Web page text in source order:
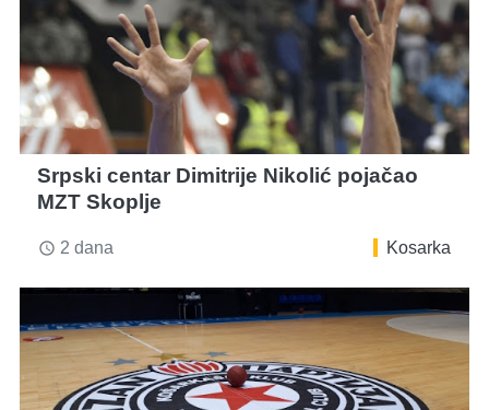
Srpski centar Dimitrije Nikolić pojačao
MZT Skoplje
access_time 2 dana Kosarka